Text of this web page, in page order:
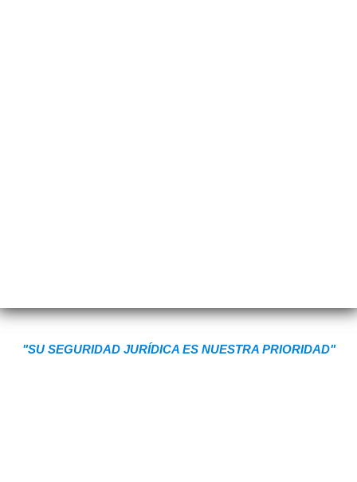
"SU SEGURIDAD JURÍDICA ES NUESTRA PRIORIDAD"